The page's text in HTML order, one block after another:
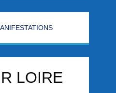
LOIRE